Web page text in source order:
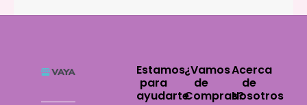
Estamos
para
ayudarte
¿Vamos
de
Compras?
Acerca
de
Nosotros